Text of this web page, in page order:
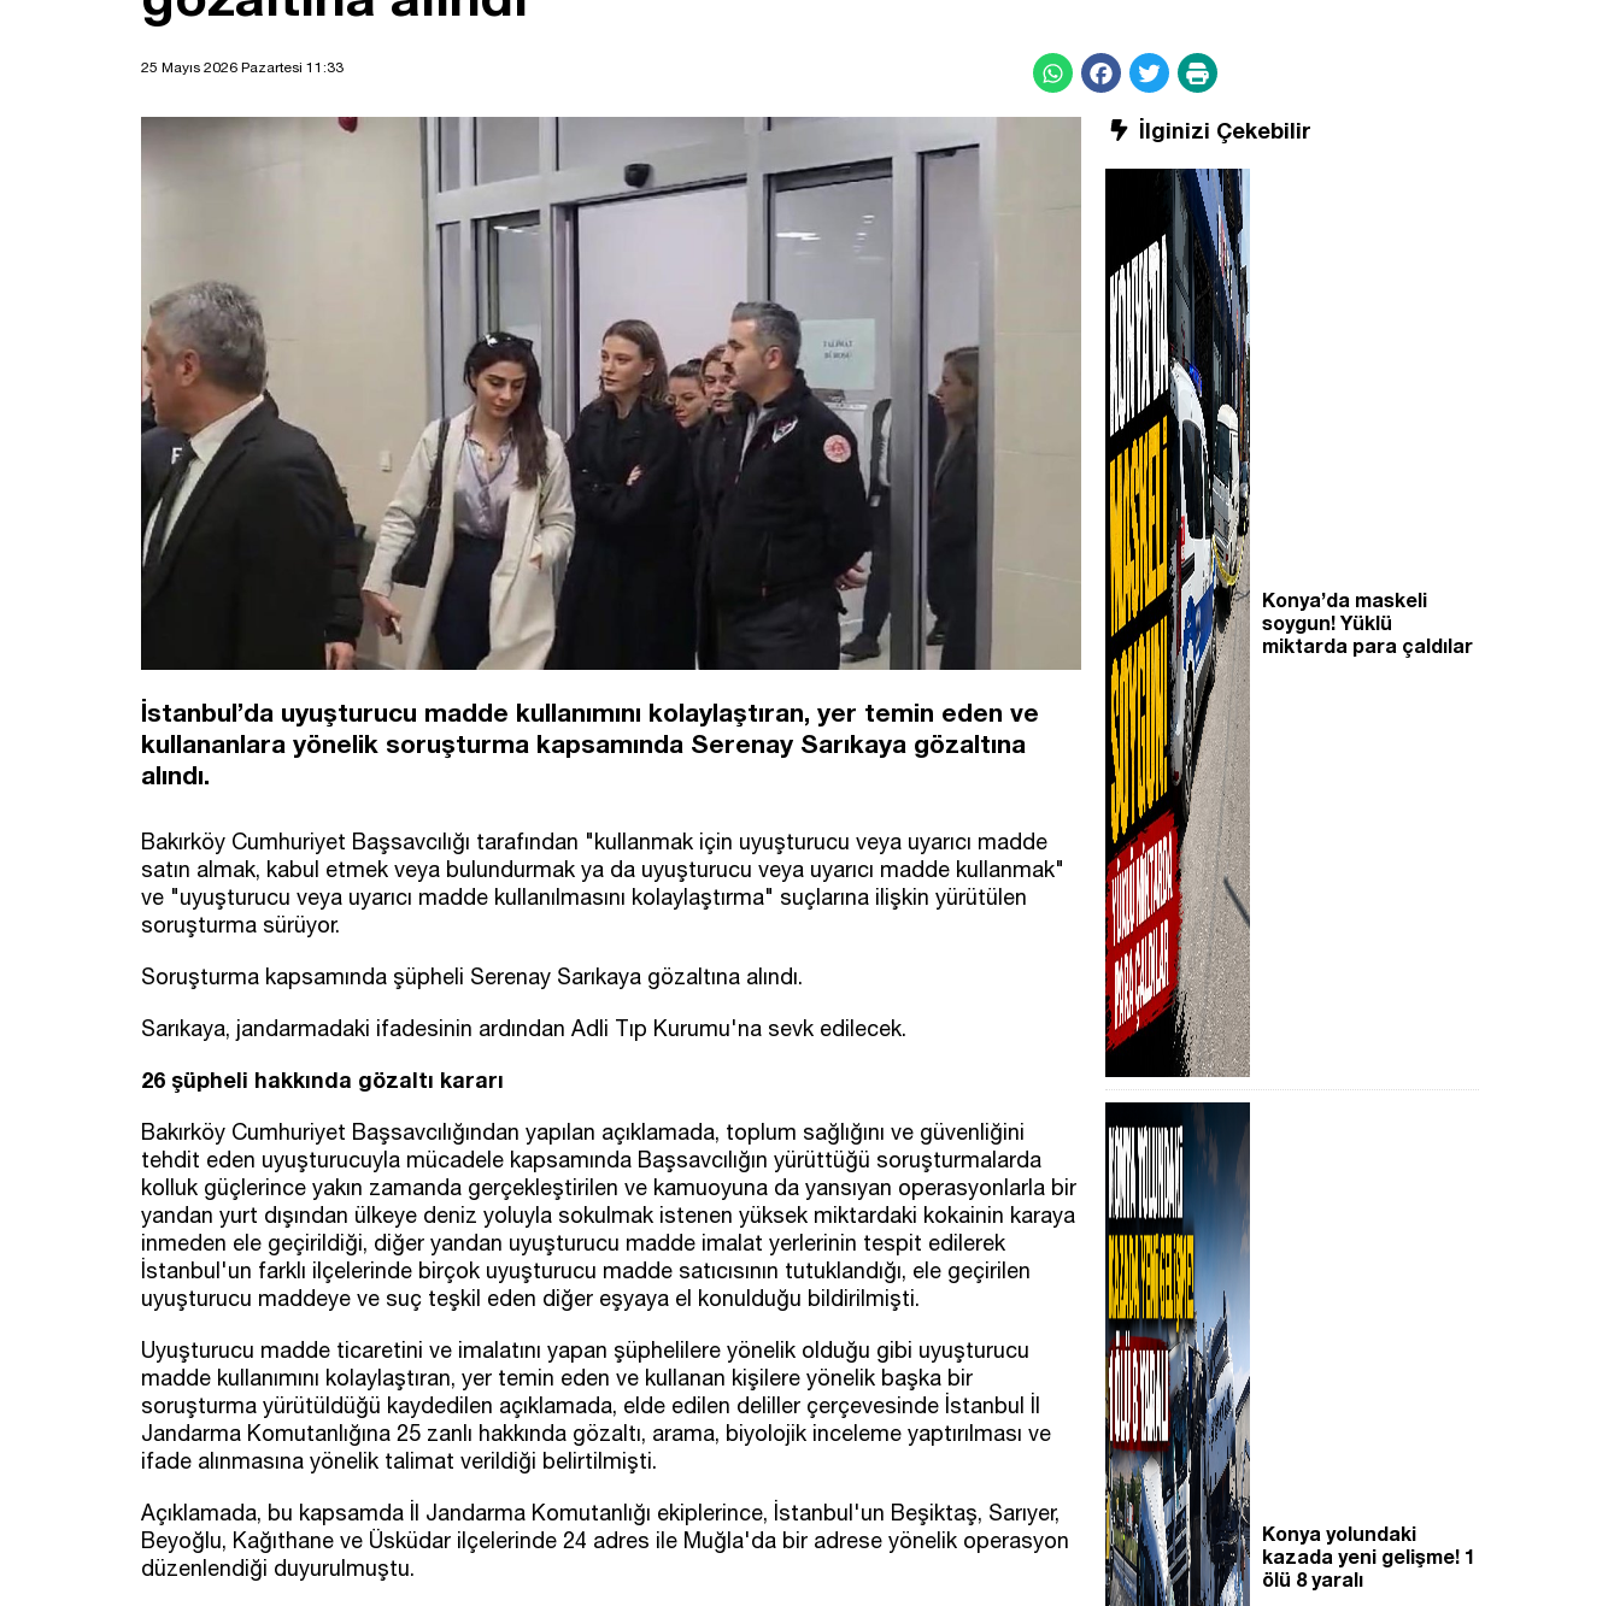
25 Mayıs 2026 Pazartesi 11:33
İstanbul’da uyuşturucu madde kullanımını kolaylaştıran, yer temin eden ve
kullananlara yönelik soruşturma kapsamında Serenay Sarıkaya gözaltına
alındı.
Bakırköy Cumhuriyet Başsavcılığı tarafından "kullanmak için uyuşturucu veya uyarıcı madde
satın almak, kabul etmek veya bulundurmak ya da uyuşturucu veya uyarıcı madde kullanmak"
ve "uyuşturucu veya uyarıcı madde kullanılmasını kolaylaştırma" suçlarına ilişkin yürütülen
soruşturma sürüyor.
Soruşturma kapsamında şüpheli Serenay Sarıkaya gözaltına alındı.
Sarıkaya, jandarmadaki ifadesinin ardından Adli Tıp Kurumu'na sevk edilecek.
26 şüpheli hakkında gözaltı kararı
Bakırköy Cumhuriyet Başsavcılığından yapılan açıklamada, toplum sağlığını ve güvenliğini
tehdit eden uyuşturucuyla mücadele kapsamında Başsavcılığın yürüttüğü soruşturmalarda
kolluk güçlerince yakın zamanda gerçekleştirilen ve kamuoyuna da yansıyan operasyonlarla bir
yandan yurt dışından ülkeye deniz yoluyla sokulmak istenen yüksek miktardaki kokainin karaya
inmeden ele geçirildiği, diğer yandan uyuşturucu madde imalat yerlerinin tespit edilerek
İstanbul'un farklı ilçelerinde birçok uyuşturucu madde satıcısının tutuklandığı, ele geçirilen
uyuşturucu maddeye ve suç teşkil eden diğer eşyaya el konulduğu bildirilmişti.
Uyuşturucu madde ticaretini ve imalatını yapan şüphelilere yönelik olduğu gibi uyuşturucu
madde kullanımını kolaylaştıran, yer temin eden ve kullanan kişilere yönelik başka bir
soruşturma yürütüldüğü kaydedilen açıklamada, elde edilen deliller çerçevesinde İstanbul İl
Jandarma Komutanlığına 25 zanlı hakkında gözaltı, arama, biyolojik inceleme yaptırılması ve
ifade alınmasına yönelik talimat verildiği belirtilmişti.
Açıklamada, bu kapsamda İl Jandarma Komutanlığı ekiplerince, İstanbul'un Beşiktaş, Sarıyer,
Beyoğlu, Kağıthane ve Üsküdar ilçelerinde 24 adres ile Muğla'da bir adrese yönelik operasyon
düzenlendiği duyurulmuştu.
İlginizi Çekebilir
Konya’da maskeli
soygun! Yüklü
miktarda para çaldılar
Konya yolundaki
kazada yeni gelişme! 1
ölü 8 yaralı